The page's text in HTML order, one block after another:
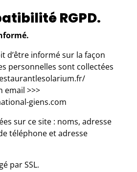
RGPD.
d’être informé sur la façon
personnelles sont collectées
email >>>
giens.com
sur ce site : noms, adresse
téléphone et adresse
par SSL.